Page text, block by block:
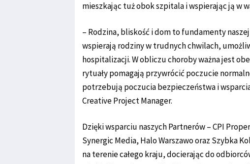
mieszkając tuż obok szpitala i wspierając ją w
– Rodzina, bliskość i dom to fundamenty
wspierają rodziny w trudnych chwilach,
hospitalizacji. W obliczu choroby ważna jest
rytuały pomagają przywrócić poczucie
potrzebują poczucia bezpieczeństwa i
Creative Project Manager.
Dzięki wsparciu naszych Partnerów – CPI
Synergic Media, Halo Warszawo oraz Szybka
na terenie całego kraju, docierając do